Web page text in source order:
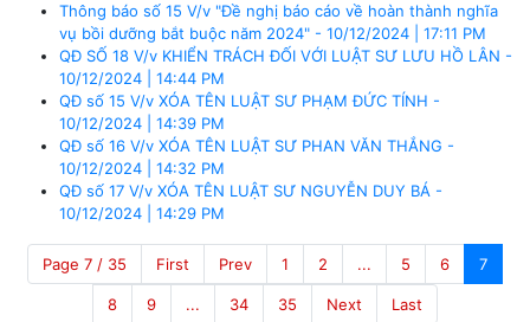
Thông báo số 15 V/v "Đề nghị báo cáo về hoàn thành nghĩa
vụ bồi dưỡng bắt buộc năm 2024" - 10/12/2024 | 17:11 PM
QĐ SỐ 18 V/v KHIỂN TRÁCH ĐỐI VỚI LUẬT SƯ LƯU HỒ LÂN -
10/12/2024 | 14:44 PM
QĐ số 15 V/v XÓA TÊN LUẬT SƯ PHẠM ĐỨC TÍNH -
10/12/2024 | 14:39 PM
QĐ số 16 V/v XÓA TÊN LUẬT SƯ PHAN VĂN THẮNG -
10/12/2024 | 14:32 PM
QĐ số 17 V/v XÓA TÊN LUẬT SƯ NGUYỄN DUY BÁ -
10/12/2024 | 14:29 PM
Page 7 / 35 First Prev 1 2 ... 5 6 7
8 9 ... 34 35 Next Last